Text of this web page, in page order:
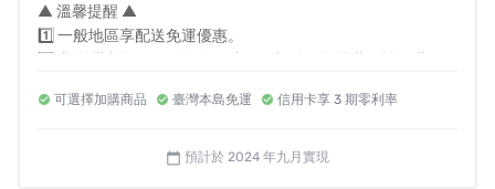
▲ 溫馨提醒 ▲
1️⃣ 一般地區享配送免運優惠。
可選擇加購商品 臺灣本島免運 信用卡享 3 期零利率
calendar_today 預計於 2024 年九月實現